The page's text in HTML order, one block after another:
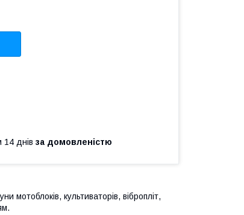
14 днів за домовленістю
мотоблоків, культиваторів, вібропліт,